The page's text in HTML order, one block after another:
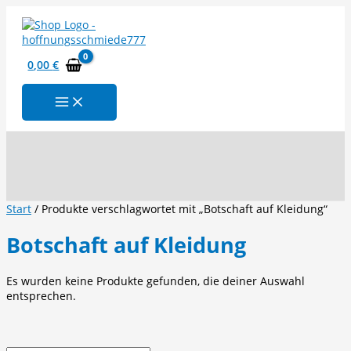
Inhalt
springen
0,00€
Start / Produkte verschlagwortet mit „Botschaft auf Kleidung“
Botschaft auf Kleidung
Es wurden keine Produkte gefunden, die deiner Auswahl
entsprechen.